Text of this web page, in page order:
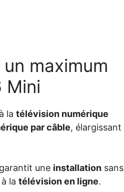
maximum
Mini
la télévision numérique
par câble, élargissant
une installation sans
la télévision en ligne.